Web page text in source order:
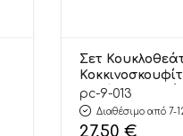
Σετ
Αφοί Καλαντζή
pc-9-013
Διαθέσιμο από 7-
27,50 €